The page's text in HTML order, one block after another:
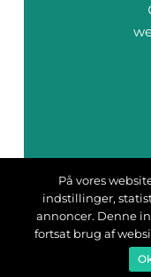
På vores
indstillinger,
annoncer. Denne
fortsat brug af